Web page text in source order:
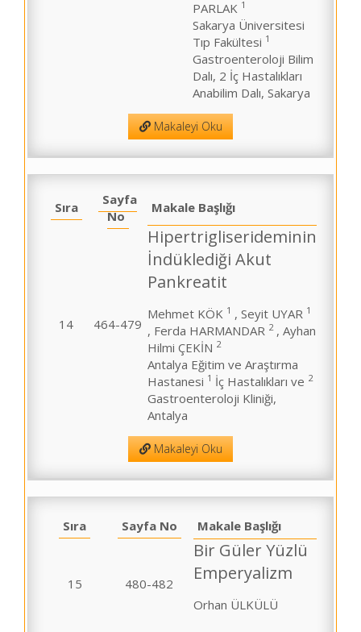
PARLAK 1
Sakarya Üniversitesi
Tıp Fakültesi 1
Gastroenteroloji Bilim
Dalı, 2 İç Hastalıkları
Anabilim Dalı, Sakarya
Makaleyi Oku
Sıra
Sayfa
No
Makale Başlığı
14 464-479
Hipertrigliserideminin
İndüklediği Akut
Pankreatit
Mehmet KÖK 1 , Seyit UYAR 1
, Ferda HARMANDAR 2, Ayhan
Hilmi ÇEKİN 2
Antalya Eğitim ve Araştırma
Hastanesi 1 İç Hastalıkları ve 2
Gastroenteroloji Kliniği,
Antalya
Makaleyi Oku
Sıra Sayfa No Makale Başlığı
15 480-482
Bir Güler Yüzlü
Emperyalizm
Orhan ÜLKÜLÜ